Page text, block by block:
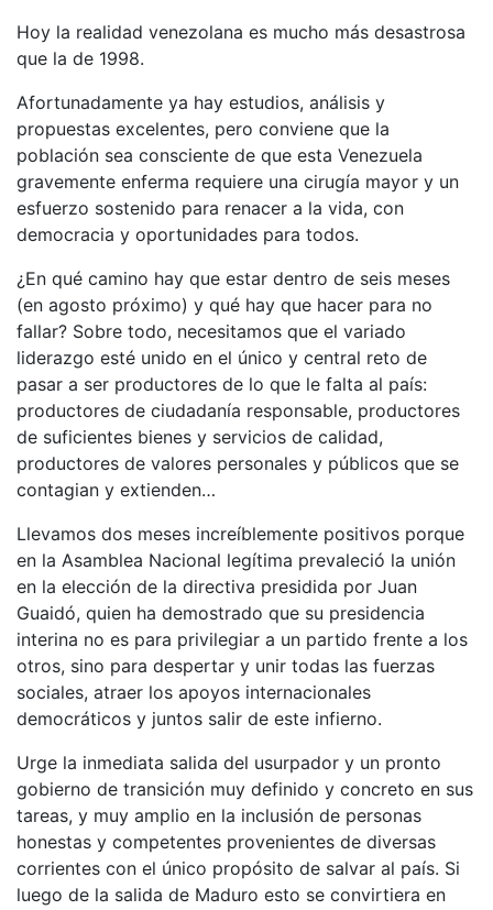
Hoy la realidad venezolana es mucho más desastrosa
que la de 1998.
Afortunadamente ya hay estudios, análisis y
propuestas excelentes, pero conviene que la
población sea consciente de que esta Venezuela
gravemente enferma requiere una cirugía mayor y un
esfuerzo sostenido para renacer a la vida, con
democracia y oportunidades para todos.
¿En qué camino hay que estar dentro de seis meses
(en agosto próximo) y qué hay que hacer para no
fallar? Sobre todo, necesitamos que el variado
liderazgo esté unido en el único y central reto de
pasar a ser productores de lo que le falta al país:
productores de ciudadanía responsable, productores
de suficientes bienes y servicios de calidad,
productores de valores personales y públicos que se
contagian y extienden…
Llevamos dos meses increíblemente positivos porque
en la Asamblea Nacional legítima prevaleció la unión
en la elección de la directiva presidida por Juan
Guaidó, quien ha demostrado que su presidencia
interina no es para privilegiar a un partido frente a los
otros, sino para despertar y unir todas las fuerzas
sociales, atraer los apoyos internacionales
democráticos y juntos salir de este infierno.
Urge la inmediata salida del usurpador y un pronto
gobierno de transición muy definido y concreto en sus
tareas, y muy amplio en la inclusión de personas
honestas y competentes provenientes de diversas
corrientes con el único propósito de salvar al país. Si
luego de la salida de Maduro esto se convirtiera en